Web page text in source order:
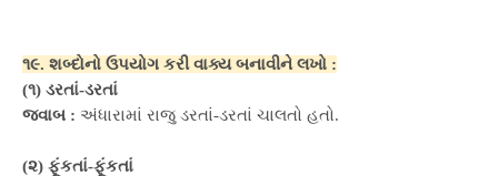
૧૯. શબ્દોનો ઉપયોગ કરી વાક્ય બનાવીને લખો :
(૧) ડરતાં-ડરતાં
જવાબ : અંધારામાં રાજુ ડરતાં-ડરતાં ચાલતો હતો.
(૨) ફૂંકતાં-ફૂંકતાં